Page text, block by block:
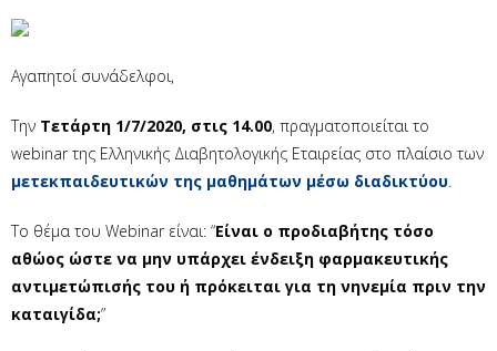
Αγαπητοί συνάδελφοι,
Την Τετάρτη 1/7/2020, στις 14.00, πραγματοποιείται το
webinar της Ελληνικής Διαβητολογικής Εταιρείας στο πλαίσιο των
μετεκπαιδευτικών της μαθημάτων μέσω διαδικτύου
Το θέμα του Webinar είναι: “Είναι ο προδιαβήτης τόσο
αθώος ώστε να μην υπάρχει ένδειξη φαρμακευτικής
αντιμετώπισής του ή πρόκειται για τη νηνεμία πριν την
καταιγίδα;”